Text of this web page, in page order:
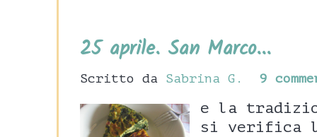
25 aprile. San Marco...
Scritto da Sabrina G. 9
e la
si verifica